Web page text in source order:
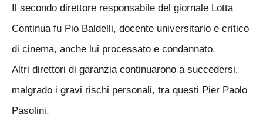
Il secondo direttore responsabile del giornale Lotta
Continua fu Pio Baldelli, docente universitario e critico
di cinema, anche lui processato e condannato.
Altri direttori di garanzia continuarono a succedersi,
malgrado i gravi rischi personali, tra questi Pier Paolo
Pasolini.